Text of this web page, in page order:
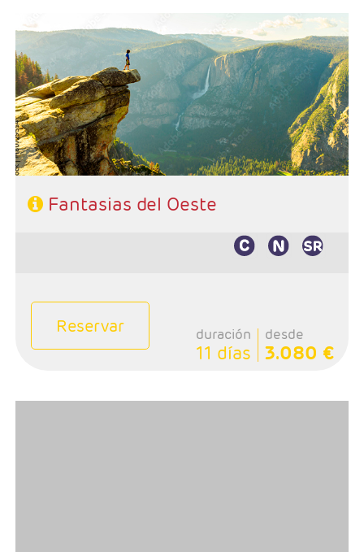
- Salida: Sábados
- Ruta: Los Angeles - Grand Canyon - Las Vegas -
Fresno o Mammoth Lakes - Yosemite - San Francisco -
Monterey - Carmel - Lompoc - Santa Bárbara - Los
angeles
- Categoría hotelera: 3*- 4*
- Régimen: Alojamiento y desayuno en circuito (7
desayunos)
Fantasias del Oeste
Reservar duración
11 días
desde
3.080 €